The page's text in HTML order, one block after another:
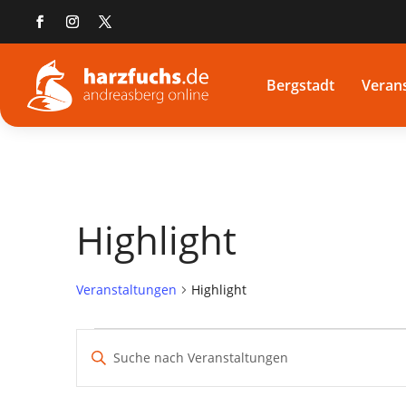
Bergstadt
Highlight
Veranstaltungen Highlight
Veranstaltungen
für
28.
Veranstaltungen
Suche
und
Bitte